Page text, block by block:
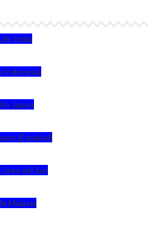
India
Indonesia
Japón
(Español)
del Sur
Malasia